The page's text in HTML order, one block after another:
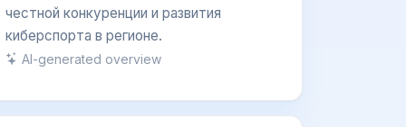
честной конкуренции и развития
киберспорта в регионе.
AI-generated overview